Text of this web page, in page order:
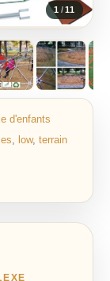
1 /11
d'enfants
low,terrain